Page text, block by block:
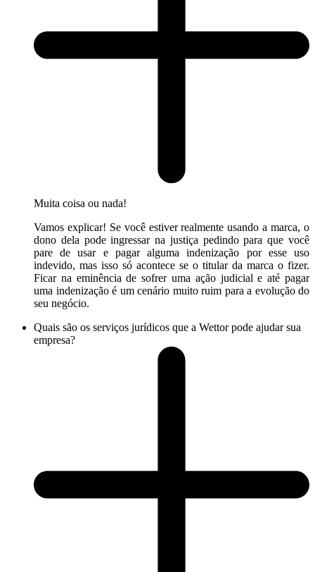
Muita coisa ou nada!
Vamos explicar! Se você estiver realmente usando a marca, o
dono dela pode ingressar na justiça pedindo para que você
pare de usar e pagar alguma indenização por esse uso
indevido, mas isso só acontece se o titular da marca o fizer.
Ficar na eminência de sofrer uma ação judicial e até pagar
uma indenização é um cenário muito ruim para a evolução do
seu negócio.
Quais são os serviços jurídicos que a Wettor pode ajudar sua
empresa?